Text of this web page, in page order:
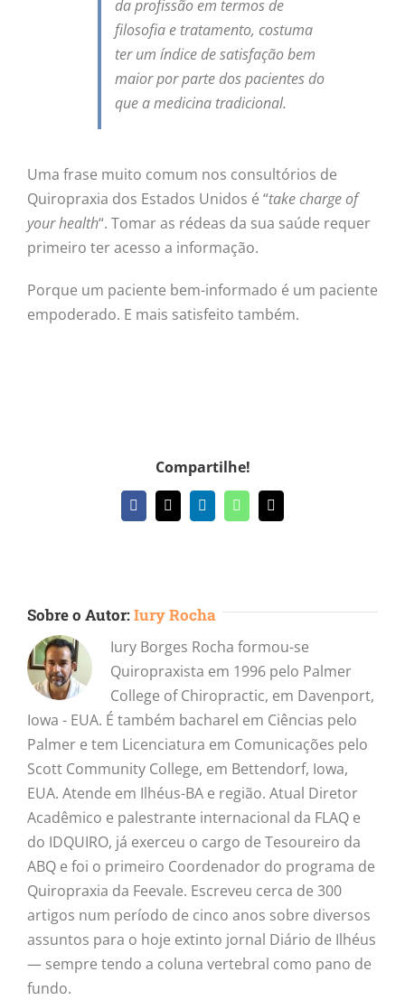
da profissão em termos de
filosofia e tratamento, costuma
ter um índice de satisfação bem
maior por parte dos pacientes do
que a medicina tradicional.
Uma frase muito comum nos consultórios de
Quiropraxia dos Estados Unidos é “take charge of
your health“. Tomar as rédeas da sua saúde requer
primeiro ter acesso a informação.
Porque um paciente bem-informado é um paciente
empoderado. E mais satisfeito também.
Compartilhe!
Facebook
X LinkedInWhatsApp
E-
mail
Sobre o Autor:Iury Rocha
Iury Borges Rocha formou-se
Quiropraxista em 1996 pelo Palmer
College of Chiropractic, em Davenport,
Iowa - EUA. É também bacharel em Ciências pelo
Palmer e tem Licenciatura em Comunicações pelo
Scott Community College, em Bettendorf, Iowa,
EUA. Atende em Ilhéus-BA e região. Atual Diretor
Acadêmico e palestrante internacional da FLAQ e
do IDQUIRO, já exerceu o cargo de Tesoureiro da
ABQ e foi o primeiro Coordenador do programa de
Quiropraxia da Feevale. Escreveu cerca de 300
artigos num período de cinco anos sobre diversos
assuntos para o hoje extinto jornal Diário de Ilhéus
— sempre tendo a coluna vertebral como pano de
fundo.